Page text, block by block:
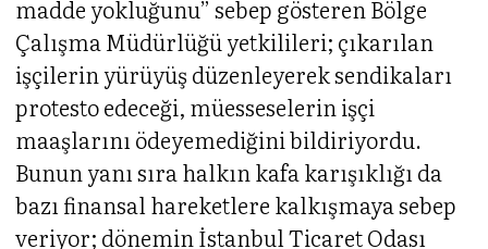
madde yokluğunu” sebep gösteren Bölge
Çalışma Müdürlüğü yetkilileri; çıkarılan
işçilerin yürüyüş düzenleyerek sendikaları
protesto edeceği, müesseselerin işçi
maaşlarını ödeyemediğini bildiriyordu.
Bunun yanı sıra halkın kafa karışıklığı da
bazı finansal hareketlere kalkışmaya sebep
veriyor; dönemin İstanbul Ticaret Odası